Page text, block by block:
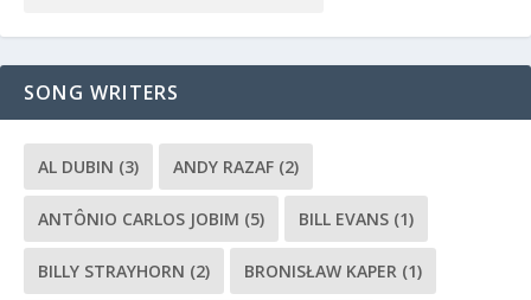
SONG WRITERS
AL DUBIN (3) ANDY RAZAF (2)
ANTÔNIO CARLOS JOBIM (5) BILL EVANS (1)
BILLY STRAYHORN (2) BRONISŁAW KAPER (1)